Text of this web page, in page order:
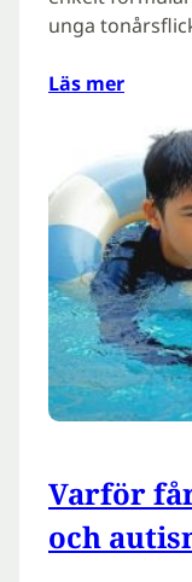
unga
Läs mer
Varför
och